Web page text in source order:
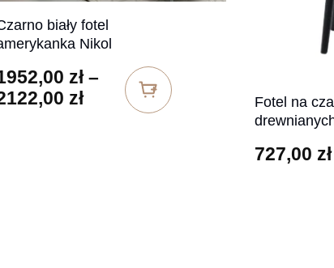
zł do 2545,00 zł
biały fotel
Nikol
zł –
złZakres cen: od 1952,00 zł do
Fotel na
727,00 zł